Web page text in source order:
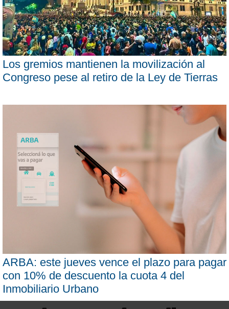
Los gremios mantienen la movilización al
Congreso pese al retiro de la Ley de Tierras
ARBA: este jueves vence el plazo para pagar
con 10% de descuento la cuota 4 del
Inmobiliario Urbano